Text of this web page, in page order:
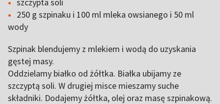
250 g szpinaku i 100 ml mleka owsianego i 50 ml
wody
Szpinak blendujemy z mlekiem i wodą do uzyskania
gęstej masy.
Oddzielamy białko od żółtka. Białka ubijamy ze
szczyptą soli. W drugiej misce mieszamy suche
składniki. Dodajemy żółtka, olej oraz masę szpinakową.